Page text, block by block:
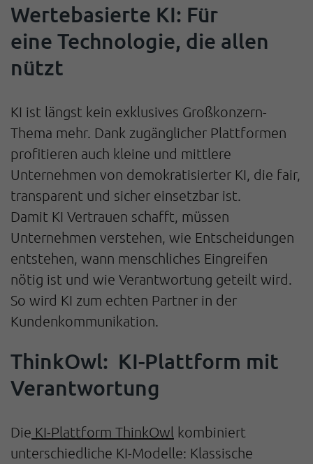
Wertebasierte KI: Für
eine Technologie, die allen
nützt
KI ist längst kein exklusives Großkonzern-
Thema mehr. Dank zugänglicher Plattformen
profitieren auch kleine und mittlere
Unternehmen von demokratisierter KI, die fair,
transparent und sicher einsetzbar ist.
Damit KI Vertrauen schafft, müssen
Unternehmen verstehen, wie Entscheidungen
entstehen, wann menschliches Eingreifen
nötig ist und wie Verantwortung geteilt wird.
So wird KI zum echten Partner in der
Kundenkommunikation.
ThinkOwl: KI-Plattform mit
Verantwortung
Die KI-Plattform ThinkOwl kombiniert
unterschiedliche KI-Modelle: Klassische